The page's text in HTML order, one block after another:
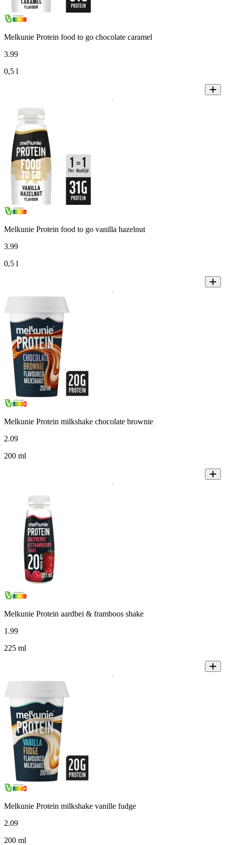
Melkunie Protein food to go chocolate caramel
3.99
0,5 l
Melkunie Protein food to go vanilla hazelnut
3.99
0,5 l
Melkunie Protein milkshake chocolate brownie
2.09
200 ml
Melkunie Protein aardbei & framboos shake
1 .99
225 ml
Melkunie Protein milkshake vanille fudge
2.09
200 ml